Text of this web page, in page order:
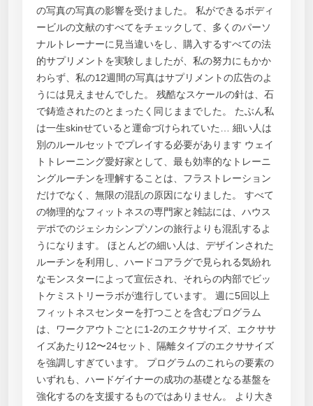
の写真の写真の影響を受けました。 私ができるボディ
ービルの文献のすべてをチェックして、多くのパーソ
ナルトレーナーに見当違いをし、購入するすべての法
的サプリメントを実験しましたが、私の努力にもかか
わらず、私の12週間の写真はサプリメントの広告のよ
うには見えませんでした。 残酷なスケールの針は、石
で鋳造されたのとまったく同じままでした。 たぶん私
は一生skinせていると運命づけられていた… 細い人は
別のルールセットでプレイする必要があります ウェイ
トトレーニング愛好家として、最も効率的なトレーニ
ングルーチンを理解することは、フラストレーション
だけでなく、無限の混乱の原因になりました。 すべて
の物理的なフィットネスの専門家と雑誌には、ハウス
デポでのジェシカシンプソンの旅行よりも混乱するよ
うになります。 ほとんどの細い人は、デザインされた
ルーチンを利用し、ハードコアラグで見られる気紛れ
なモンスターによって宣伝され、それらの内部でビッ
トケミストリーラボが進行しています。 週に5回以上
フィットネスセンターを打つことを含むプログラム
は、ワークアウトごとに1-2のエクササイズ、エクササ
イズあたり12〜24セット、隔離タイプのエクササイズ
を強調しすぎています。 プログラムのこれらの要素の
いずれも、ハードゲイナーの成功の基礎となる基盤を
強化するのを支援するものではありません。 より大き